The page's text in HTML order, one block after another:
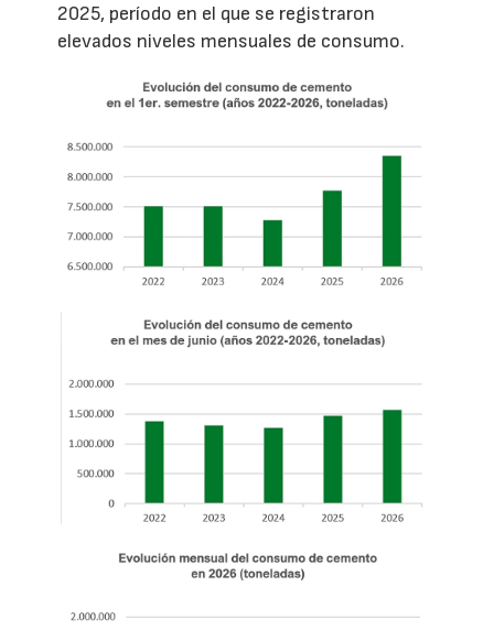
2025, período en el que se registraron
elevados niveles mensuales de consumo.